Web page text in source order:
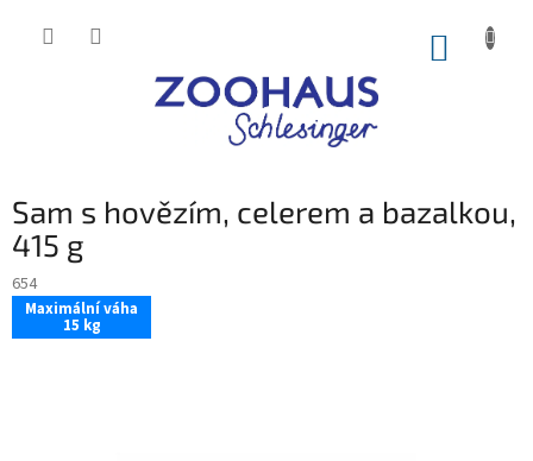
Sam s hovězím, celerem a bazalkou,
415 g
654
Maximální váha
15 kg